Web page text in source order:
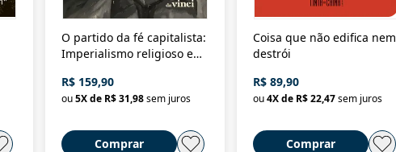
O partido da fé capitalista:
Imperialismo religioso e
Brasil
R$ 159,90
ou5X de R$ 31,98sem juros
Comprar
Coisa que não edifica nem
destrói
R$ 89,90
ou4X de R$ 22,47sem juros
Comprar